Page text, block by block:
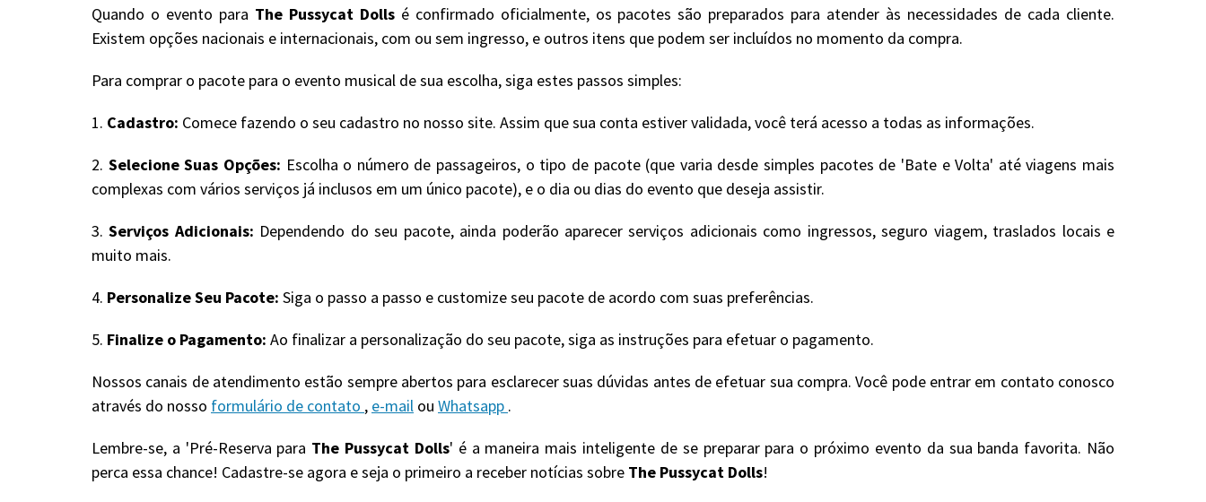
Quando o evento para The Pussycat Dollsé confirmado oficialmente, os pacotes são preparados para atender às necessidades de cada cliente.
Existem opções nacionais e internacionais, com ou sem ingresso, e outros itens que podem ser incluídos no momento da compra.
Para comprar o pacote para o evento musical de sua escolha, siga estes passos simples:
1. Cadastro: Comece fazendo o seu cadastro no nosso site. Assim que sua conta estiver validada, você terá acesso a todas as informações.
2. Selecione Suas Opções: Escolha o número de passageiros, o tipo de pacote (que varia desde simples pacotes de 'Bate e Volta' até viagens mais
complexas com vários serviços já inclusos em um único pacote), e o dia ou dias do evento que deseja assistir.
3.Serviços Adicionais: Dependendo do seu pacote, ainda poderão aparecer serviços adicionais como ingressos, seguro viagem, traslados locais e
muito mais.
4. Personalize Seu Pacote: Siga o passo a passo e customize seu pacote de acordo com suas preferências.
5. Finalize o Pagamento: Ao finalizar a personalização do seu pacote, siga as instruções para efetuar o pagamento.
Nossos canais de atendimento estão sempre abertos para esclarecer suas dúvidas antes de efetuar sua compra. Você pode entrar em contato conosco
através do nosso formulário de contato , e-mail ou Whatsapp .
Lembre-se, a 'Pré-Reserva para The Pussycat Dolls' é a maneira mais inteligente de se preparar para o próximo evento da sua banda favorita. Não
perca essa chance! Cadastre-se agora e seja o primeiro a receber notícias sobre The Pussycat Dolls!